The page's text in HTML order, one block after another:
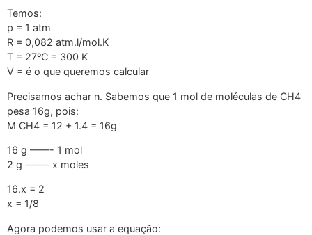
Temos:
p = 1 atm
R = 0,082 atm.l/mol.K
T = 27ºC = 300 K
V = é o que queremos calcular
Precisamos achar n. Sabemos que 1 mol de moléculas de CH4
pesa 16g, pois:
M CH4 = 12 + 1.4 = 16g
16 g ——- 1 mol
2 g ——– x moles
16.x = 2
x = 1/8
Agora podemos usar a equação: